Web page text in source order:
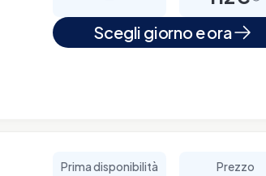
Scegli giorno e ora
Prima disponibilità Prezzo